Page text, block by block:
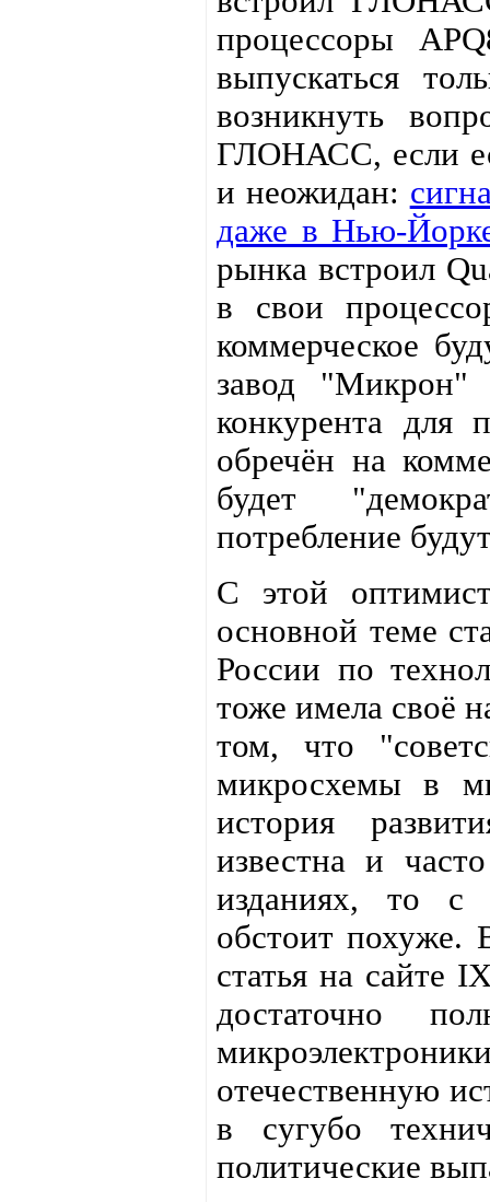
процессоры
выпускаться
возникнуть
ГЛОНАСС, если
и неожидан:
даже в Нью-
рынка встроил
в свои
коммерческое
завод "Микрон"
конкурента для
обречён на
будет
потребление
С этой
основной теме
России по
тоже имела своё
том, что
микросхемы в
история
известна и
изданиях, то с
обстоит похуже.
статья на сайте
достаточно
отечественную
в сугубо
политические